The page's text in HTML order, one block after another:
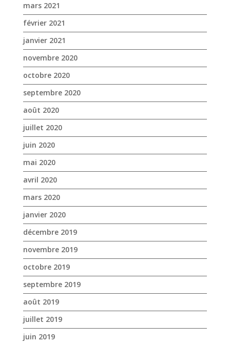
mars 2021
février 2021
janvier 2021
novembre 2020
octobre 2020
septembre 2020
août 2020
juillet 2020
juin 2020
mai 2020
avril 2020
mars 2020
janvier 2020
décembre 2019
novembre 2019
octobre 2019
septembre 2019
août 2019
juillet 2019
juin 2019